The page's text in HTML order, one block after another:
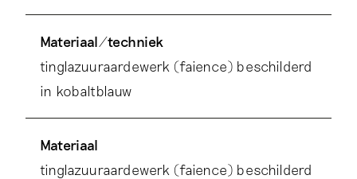
Materiaal/techniek
tinglazuuraardewerk (faience) beschilderd
in kobaltblauw
Materiaal
tinglazuuraardewerk (faience) beschilderd